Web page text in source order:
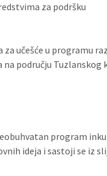
za podršku
učešće u programu
području Tuzlanskog
program
ideja i sastoji se iz